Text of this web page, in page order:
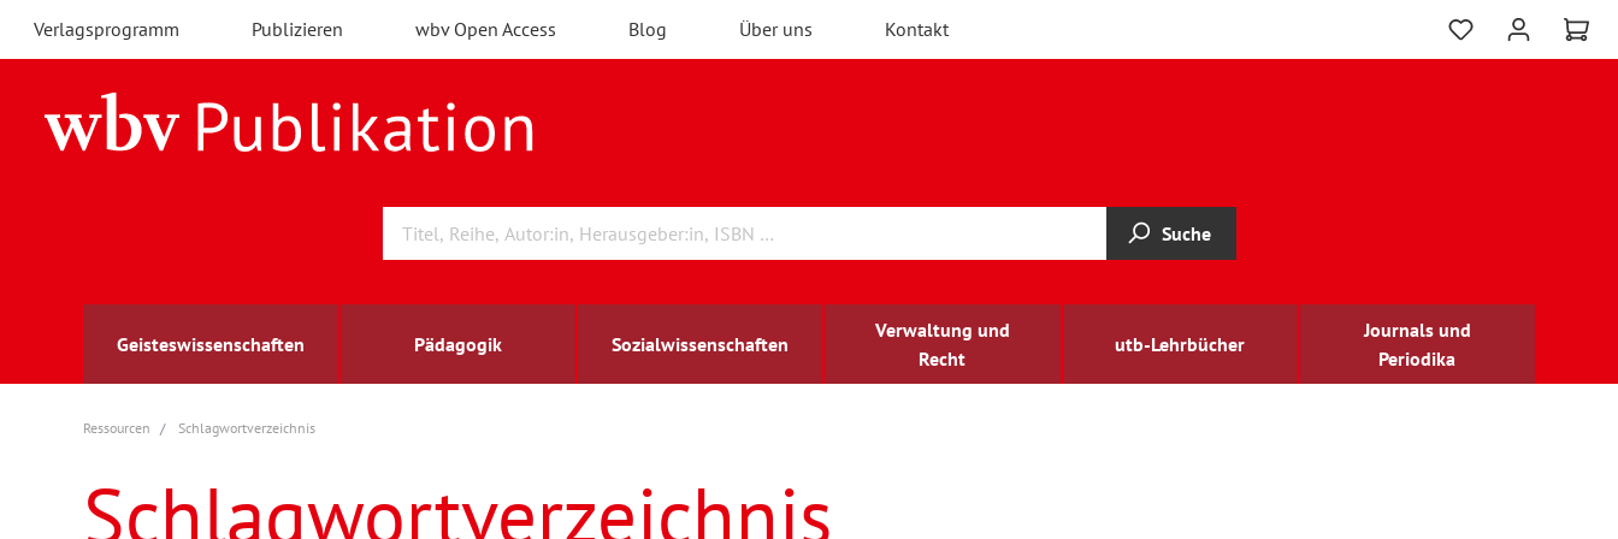
Verlagsprogramm Publizieren wbv Open Access Blog Über uns Kontakt
Suche
Geisteswissenschaften Pädagogik Sozialwissenschaften
Verwaltung und
Recht
utb-Lehrbücher
Journals und
Periodika
Archäologie
Berufs- und Wirtschaftspädagogik
Arbeitsmarktforschung
Außenwirtschaft
berufsbildung
Ressourcen Schlagwortverzeichnis
Schlagwortverzeichnis